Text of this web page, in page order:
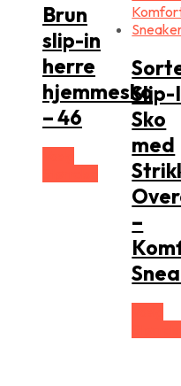
Brun
slip-in
herre
hjemmesko
– 46
Slip-
Sko
med
–